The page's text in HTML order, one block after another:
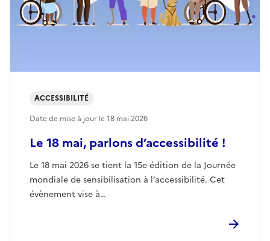
Le 18 mai, parlons d’accessibilité !
Le 18 mai 2026 se tient la 15e édition de la Journée
mondiale de sensibilisation à l’accessibilité. Cet
évènement vise à…
ACCESSIBILITÉ
Date de mise à jour le18 mai 2026